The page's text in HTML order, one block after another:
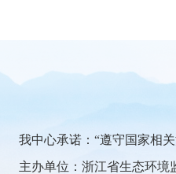
我中心承诺：“遵守国家相
主办单位：浙江省生态环境